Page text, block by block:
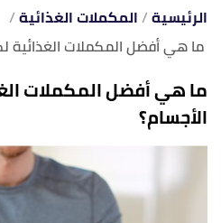
الرئيسية المكملات الغذائية
ما هي أفضل المكملات الغذائية
ما هي أفضل المكملات
الأجسام؟